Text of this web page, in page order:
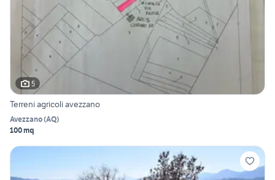
5
Terreni agricoli avezzano
Avezzano(AQ)
100 mq